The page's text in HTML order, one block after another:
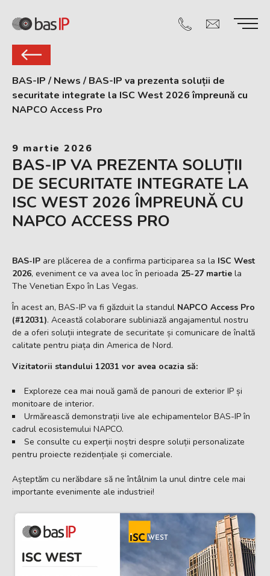
BAS-IP / News / BAS-IP va prezenta soluții de
securitate integrate la ISC West 2026 împreună cu
NAPCO Access Pro
9 martie 2026
BAS-IP VA PREZENTA SOLUȚII
DE SECURITATE INTEGRATE LA
ISC WEST 2026 ÎMPREUNĂ CU
NAPCO ACCESS PRO
BAS-IP are plăcerea de a confirma participarea sa la ISC West
2026, eveniment ce va avea loc în perioada 25-27 martie la
The Venetian Expo în Las Vegas.
În acest an, BAS-IP va fi găzduit la standul NAPCO Access Pro
(#12031). Această colaborare subliniază angajamentul nostru
de a oferi soluții integrate de securitate și comunicare de înaltă
calitate pentru piața din America de Nord.
Vizitatorii standului 12031 vor avea ocazia să:
Exploreze cea mai nouă gamă de panouri de exterior IP și
monitoare de interior.
Urmărească demonstrații live ale echipamentelor BAS-IP în
cadrul ecosistemului NAPCO.
Se consulte cu experții noștri despre soluții personalizate
pentru proiecte rezidențiale și comerciale.
Așteptăm cu nerăbdare să ne întâlnim la unul dintre cele mai
importante evenimente ale industriei!